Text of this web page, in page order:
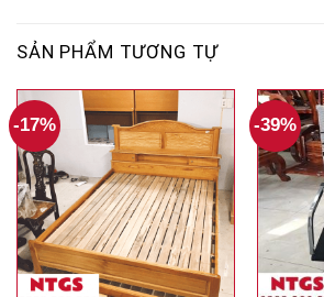
SẢN PHẨM TƯƠNG TỰ
-17% -39%